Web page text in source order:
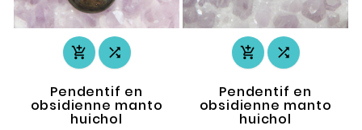
 
Pendentif en
obsidienne manto
huichol
 
Pendentif en
obsidienne manto
huichol